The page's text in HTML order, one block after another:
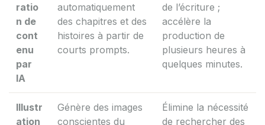
ratio
n de
cont
enu
par
IA
automatiquement
des chapitres et des
histoires à partir de
courts prompts.
de l’écriture ;
accélère la
production de
plusieurs heures à
quelques minutes.
Illustr
ation
Génère des images
conscientes du
Élimine la nécessité
de rechercher des